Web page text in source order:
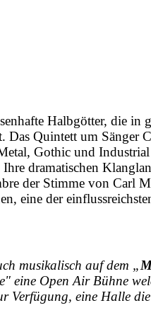
Halbgötter, die in
Quintett um Sänger
Gothic und
dramatischen
der Stimme von Carl
eine der
musikalisch auf dem „
eine Open Air Bühne
Verfügung, eine Halle